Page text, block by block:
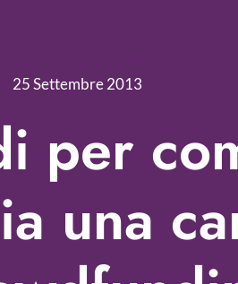
25 Settembre 2013
per
una